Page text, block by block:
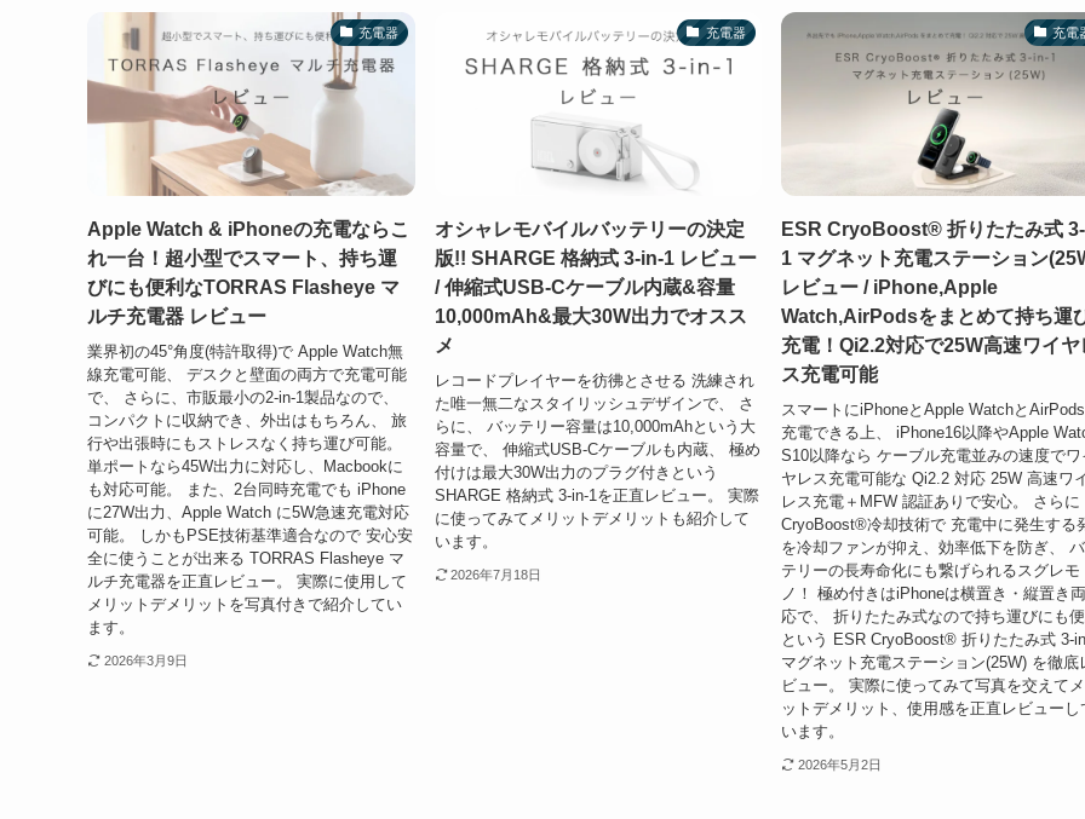
充電器
Apple Watch & iPhoneの充電ならこ
れ一台！超小型でスマート、持ち運
びにも便利なTORRAS Flasheye マ
ルチ充電器 レビュー
業界初の45°角度(特許取得)で Apple Watch無
線充電可能、 デスクと壁面の両方で充電可能
で、 さらに、市販最小の2-in-1製品なので、
コンパクトに収納でき、外出はもちろん、 旅
行や出張時にもストレスなく持ち運び可能。
単ポートなら45W出力に対応し、Macbookに
も対応可能。 また、2台同時充電でも iPhone
に27W出力、Apple Watch に5W急速充電対応
可能。 しかもPSE技術基準適合なので 安心安
全に使うことが出来る TORRAS Flasheye マ
ルチ充電器を正直レビュー。 実際に使用して
メリットデメリットを写真付きで紹介してい
ます。
2026年3月9日
充電器
オシャレモバイルバッテリーの決定
版!! SHARGE 格納式 3-in-1 レビュー
/ 伸縮式USB-Cケーブル内蔵&容量
10,000mAh&最大30W出力でオスス
メ
レコードプレイヤーを彷彿とさせる 洗練され
た唯一無二なスタイリッシュデザインで、 さ
らに、 バッテリー容量は10,000mAhという大
容量で、 伸縮式USB-Cケーブルも内蔵、 極め
付けは最大30W出力のプラグ付きという
SHARGE 格納式 3-in-1を正直レビュー。 実際
に使ってみてメリットデメリットも紹介して
います。
2026年7月18日
充電
ESR CryoBoost® 折りたたみ式
1 マグネット充電ステーション
レビュー / iPhone,Apple
Watch,AirPodsをまとめて持ち運
充電！Qi2.2対応で25W高速ワイヤ
ス充電可能
スマートにiPhoneとApple Watchと
充電できる上、 iPhone16以降やApple
S10以降なら ケーブル充電並みの速度でワ
ヤレス充電可能な Qi2.2 対応 25W 高速ワ
レス充電＋MFW 認証ありで安心。 さらに
CryoBoost®冷却技術で 充電中に発生する
を冷却ファンが抑え、効率低下を防ぎ、
テリーの長寿命化にも繋げられるスグレモ
ノ！ 極め付きはiPhoneは横置き・縦置き
応で、 折りたたみ式なので持ち運びにも
という ESR CryoBoost® 折りたたみ式 3-
マグネット充電ステーション(25W) を徹底
ビュー。 実際に使ってみて写真を交えてメ
ットデメリット、使用感を正直レビューし
います。
2026年5月2日